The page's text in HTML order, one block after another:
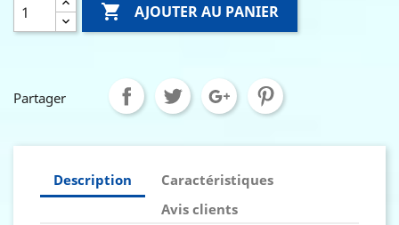
 AJOUTER AU PANIER
Partager
Description
Caractéristiques
Avis clients